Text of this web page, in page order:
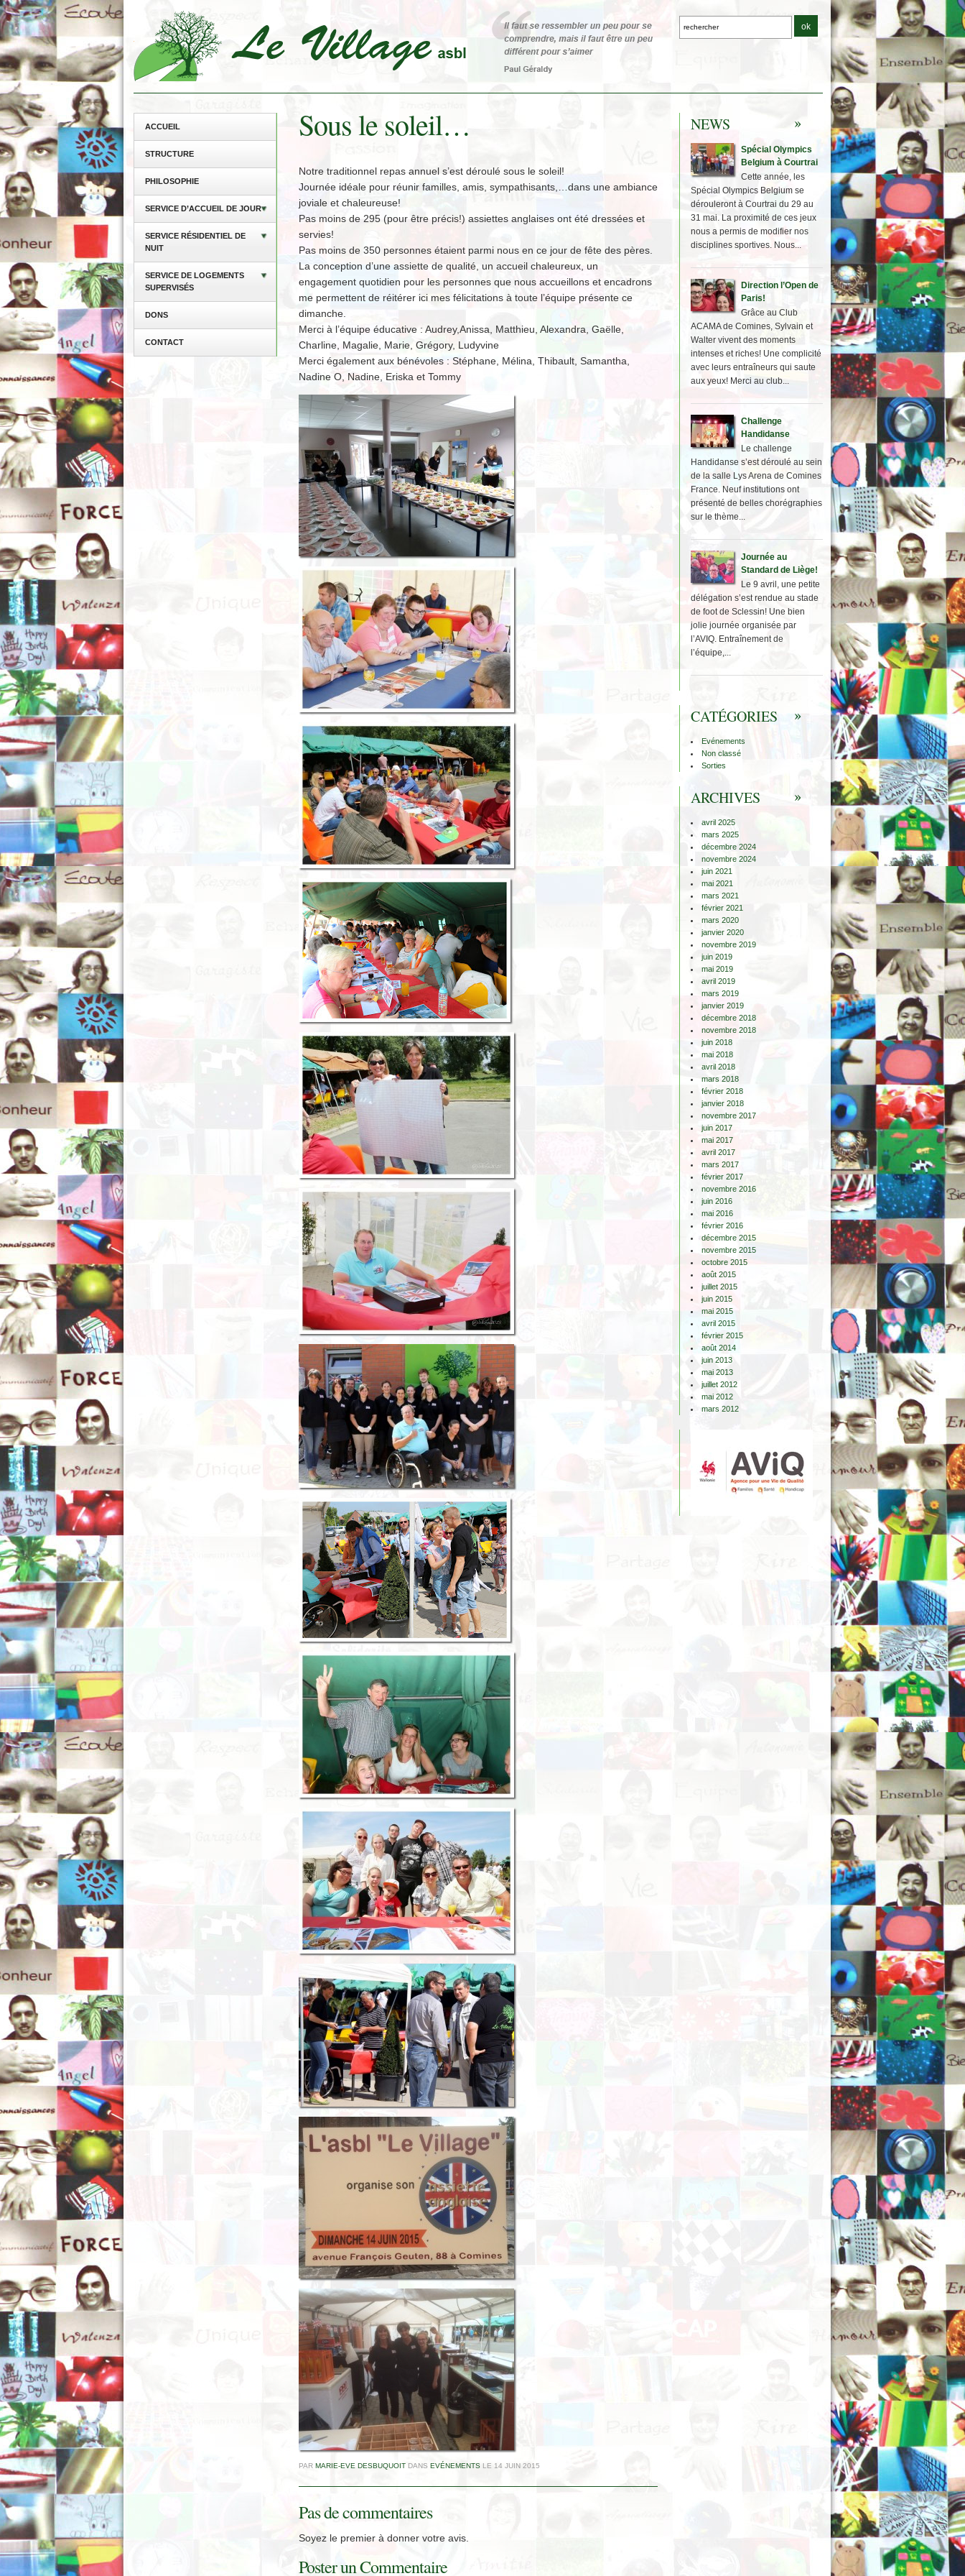
Sous le soleil…
ACCUEIL
STRUCTURE
PHILOSOPHIE
SERVICE D’ACCUEIL DE JOUR
SERVICE RÉSIDENTIEL DE
NUIT
SERVICE DE LOGEMENTS
SUPERVISÉS
DONS
CONTACT
Notre traditionnel repas annuel s’est déroulé sous le soleil!
Journée idéale pour réunir familles, amis, sympathisants,…dans une ambiance
joviale et chaleureuse!
Pas moins de 295 (pour être précis!) assiettes anglaises ont été dressées et
servies!
Pas moins de 350 personnes étaient parmi nous en ce jour de fête des pères.
La conception d’une assiette de qualité, un accueil chaleureux, un
engagement quotidien pour les personnes que nous accueillons et encadrons
me permettent de réitérer ici mes félicitations à toute l’équipe présente ce
dimanche.
Merci à l’équipe éducative : Audrey,Anissa, Matthieu, Alexandra, Gaëlle,
Charline, Magalie, Marie, Grégory, Ludyvine
Merci également aux bénévoles : Stéphane, Mélina, Thibault, Samantha,
Nadine O, Nadine, Eriska et Tommy
PAR MARIE-EVE DESBUQUOITDANS EVÉNEMENTSLE 14 JUIN 2015
Pas de commentaires
Soyez le premier à donner votre avis.
Poster un Commentaire
NEWS
Spécial Olympics
Belgium à Courtrai
Cette année, les
Spécial Olympics Belgium se
dérouleront à Courtrai du 29 au
31 mai. La proximité de ces jeux
nous a permis de modifier nos
disciplines sportives. Nous...
Direction l’Open de
Paris!
Grâce au Club
ACAMA de Comines, Sylvain et
Walter vivent des moments
intenses et riches! Une complicité
avec leurs entraîneurs qui saute
aux yeux! Merci au club...
Challenge
Handidanse
Le challenge
Handidanse s’est déroulé au sein
de la salle Lys Arena de Comines
France. Neuf institutions ont
présenté de belles chorégraphies
sur le thème...
Journée au
Standard de Liège!
Le 9 avril, une petite
délégation s’est rendue au stade
de foot de Sclessin! Une bien
jolie journée organisée par
l’AVIQ. Entraînement de
l’équipe,...
CATÉGORIES
Evénements
Non classé
Sorties
ARCHIVES
avril 2025
mars 2025
décembre 2024
novembre 2024
juin 2021
mai 2021
mars 2021
février 2021
mars 2020
janvier 2020
novembre 2019
juin 2019
mai 2019
avril 2019
mars 2019
janvier 2019
décembre 2018
novembre 2018
juin 2018
mai 2018
avril 2018
mars 2018
février 2018
janvier 2018
novembre 2017
juin 2017
mai 2017
avril 2017
mars 2017
février 2017
novembre 2016
juin 2016
mai 2016
février 2016
décembre 2015
novembre 2015
octobre 2015
août 2015
juillet 2015
juin 2015
mai 2015
avril 2015
février 2015
août 2014
juin 2013
mai 2013
juillet 2012
mai 2012
mars 2012